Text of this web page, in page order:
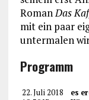
Roman Das
mit ein paar
untermalen
Programm
22. Juli 2018
es